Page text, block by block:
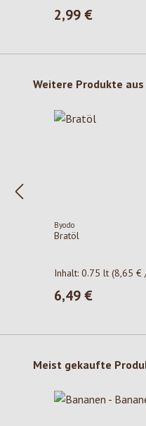
Regulärer Preis:
2,99 €
Produktgalerie
Weitere Produkte
Byodo
Bratöl
Inhalt:0.75 lt(8,65 €
Regulärer Preis:
6,49 €
Produktgalerie
Meist gekaufte